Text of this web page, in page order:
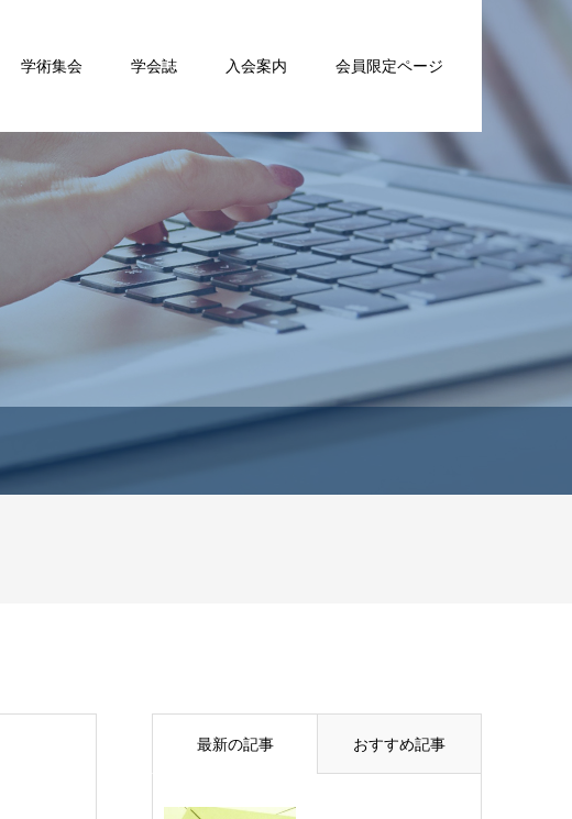
学術集会 学会誌 入会案内 会員限定ページ
最新の記事 おすすめ記事